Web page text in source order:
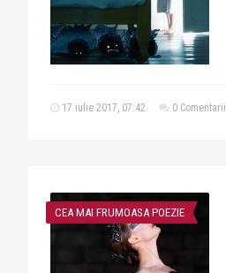
17 iulie 2017, 07:42 0 Comentarii
CEA MAI FRUMOASA POEZIE